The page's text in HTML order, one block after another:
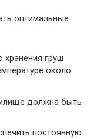
оптимальные
хранения груш
около
должна быть
постоянную